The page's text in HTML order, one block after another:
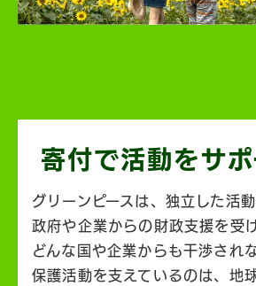
寄付で活動をサ
グリーンピースは、独立した活
政府や企業からの財政支援を受
どんな国や企業からも干渉され
保護活動を支えているのは、地